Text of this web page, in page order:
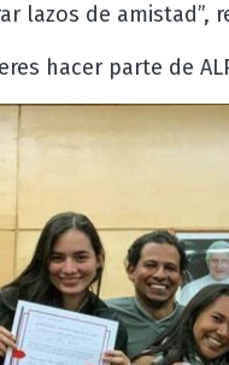
lazos de amistad”,
hacer parte de